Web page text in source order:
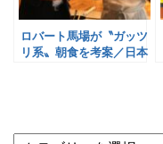
ロバート馬場が〝ガッツ
リ系〟朝食を考案／日本